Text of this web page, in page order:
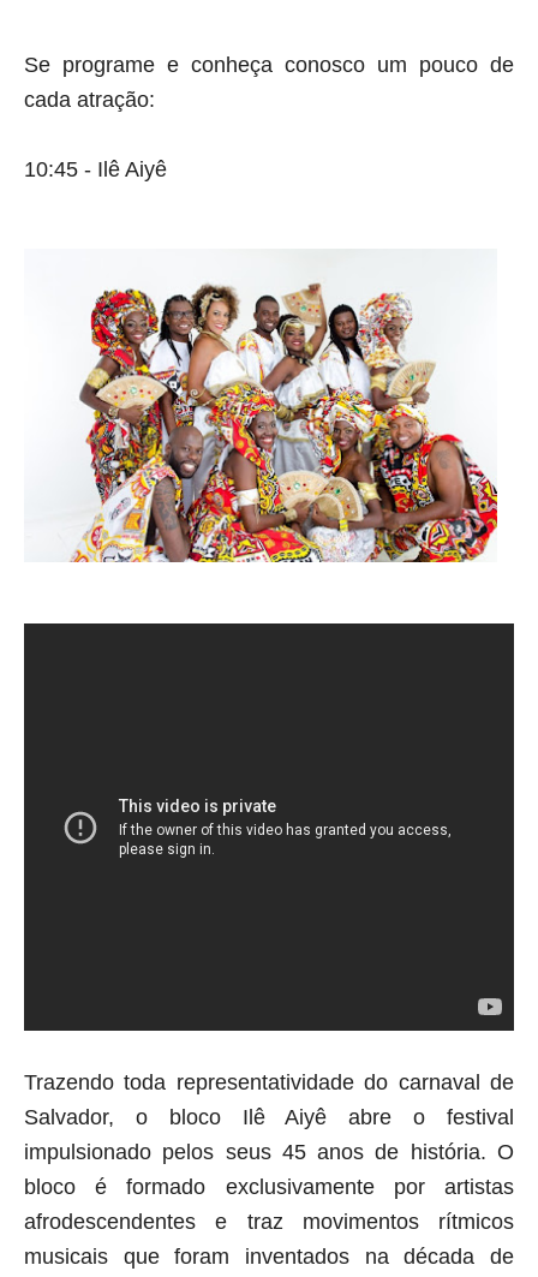
Se programe e conheça conosco um pouco de
cada atração:
10:45 - Ilê Aiyê
Trazendo toda representatividade do carnaval de
Salvador, o bloco Ilê Aiyê abre o festival
impulsionado pelos seus 45 anos de história. O
bloco é formado exclusivamente por artistas
afrodescendentes e traz movimentos rítmicos
musicais que foram inventados na década de